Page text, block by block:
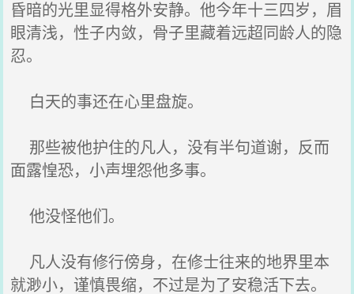
昏暗的光里显得格外安静。他今年十三四岁，眉
眼清浅，性子内敛，骨子里藏着远超同龄人的隐
忍。
白天的事还在心里盘旋。
那些被他护住的凡人，没有半句道谢，反而
面露惶恐，小声埋怨他多事。
他没怪他们。
凡人没有修行傍身，在修士往来的地界里本
就渺小，谨慎畏缩，不过是为了安稳活下去。